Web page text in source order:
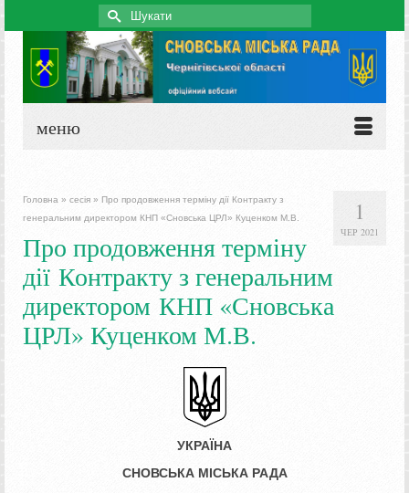
Search
for:
меню
1
ЧЕР 2021
Головна » сесія » Про продовження терміну дії Контракту з
генеральним директором КНП «Сновська ЦРЛ» Куценком М.В.
Про продовження терміну
дії Контракту з генеральним
директором КНП «Сновська
ЦРЛ» Куценком М.В.
УКРАЇНА
СНОВСЬКА МІСЬКА РАДА